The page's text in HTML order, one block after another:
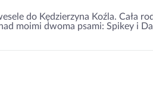
do Kędzierzyna Koźla. Cała
moimi dwoma psami: Spikey i